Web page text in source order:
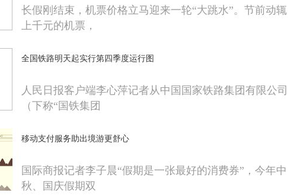
长假刚结束，机票价格立马迎来一轮“大跳水”。节前动辄
上千元的机票，
全国铁路明天起实行第四季度运行图
人民日报客户端李心萍记者从中国国家铁路集团有限公司
（下称“国铁集团
移动支付服务助出境游更舒心
国际商报记者李子晨“假期是一张最好的消费券”，今年中
秋、国庆假期双